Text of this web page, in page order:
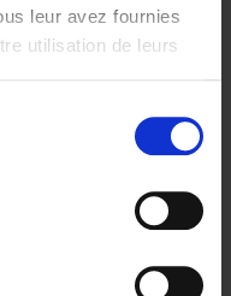
leur avez fournies
utilisation de leurs